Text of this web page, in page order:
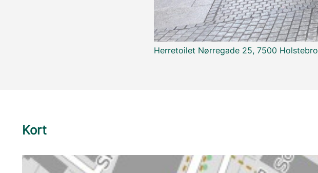
Herretoilet Nørregade 25, 7500 Holstebro
Kort